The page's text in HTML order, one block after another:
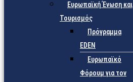
Ευρωπαϊκή Ένωση και
Τουρισμός
Πρόγραμμα
EDEN
Ευρωπαϊκό
Φόρουμ για τον